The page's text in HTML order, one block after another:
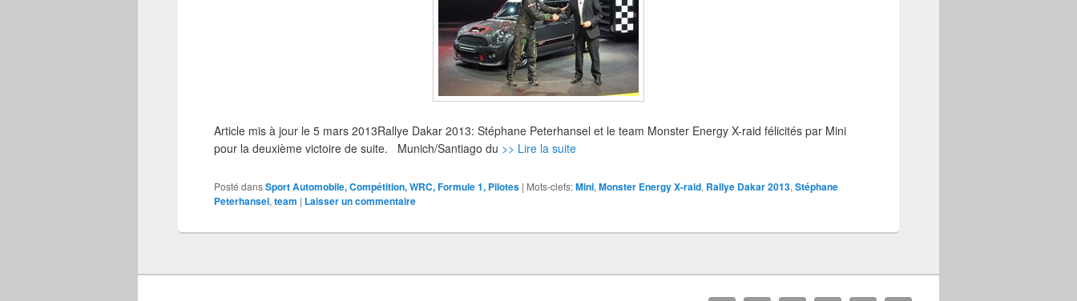
Article mis à jour le 5 mars 2013Rallye Dakar 2013: Stéphane Peterhansel et le team Monster Energy X-raid félicités par Mini
pour la deuxième victoire de suite. Munich/Santiago du >> Lire la suite
Posté dansSport Automobile, Compétition, WRC, Formule 1, Pilotes | Mots-clefs:Mini, Monster Energy X-raid, Rallye Dakar 2013, Stéphane
Peterhansel, team | Laisser un commentaire